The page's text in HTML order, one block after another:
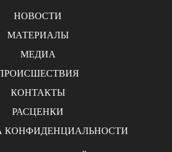
НОВОСТИ
МАТЕРИАЛЫ
МЕДИА
КОНТАКТЫ
РАСЦЕНКИ
КОНФИДЕНЦИАЛЬНОСТИ